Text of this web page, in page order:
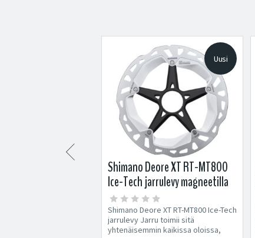
Uusi
Shimano Deore XT RT-MT800
Ice-Tech jarrulevy magneetilla
Shimano Deore XT RT-MT800 Ice-Tech
jarrulevy Jarru toimii sitä
yhtenäisemmin kaikissa oloissa,
